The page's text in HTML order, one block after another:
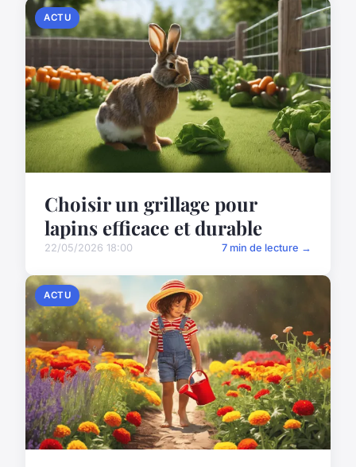
ACTU
Choisir un grillage pour
lapins efficace et durable
22/05/2026 18:00 7 min de lecture →
ACTU